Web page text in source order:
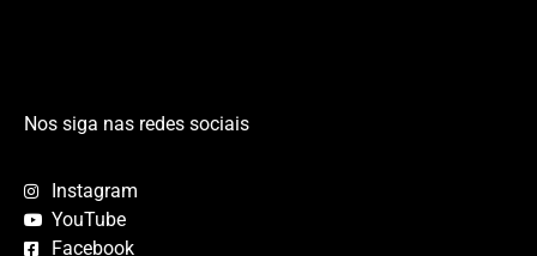
Nos siga nas redes sociais
Instagram
YouTube
Facebook